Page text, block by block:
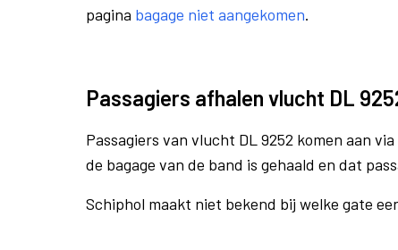
pagina bagage niet aangekomen.
Passagiers afhalen vlucht DL
Passagiers van vlucht DL 9252 komen aan via
de bagage van de band is gehaald en dat
Schiphol maakt niet bekend bij welke gate